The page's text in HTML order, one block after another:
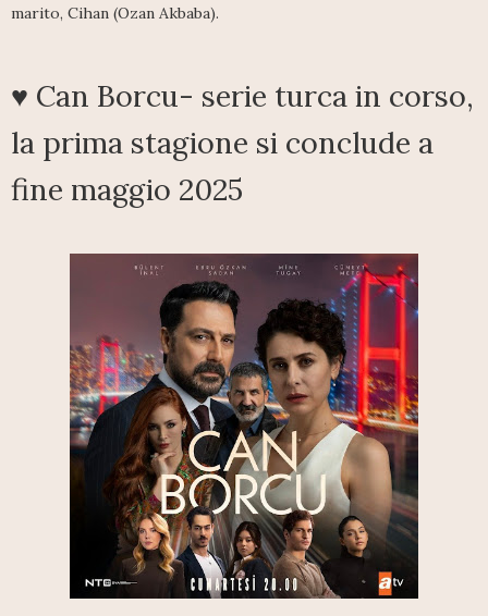
marito, Cihan (Ozan Akbaba).
♥ Can Borcu- serie turca in corso,
la prima stagione si conclude a
fine maggio 2025